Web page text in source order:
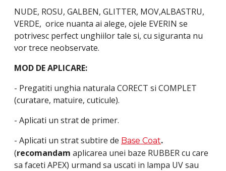
NUDE, ROSU, GALBEN, GLITTER, MOV,ALBASTRU,
VERDE, orice nuanta ai alege, ojele EVERIN se
potrivesc perfect unghiilor tale si, cu siguranta nu
vor trece neobservate.
MOD DE APLICARE:
- Pregatiti unghia naturala CORECT si COMPLET
(curatare, matuire, cuticule).
- Aplicati un strat de primer.
- Aplicati un strat subtire de Base Coat.
(recomandam aplicarea unei baze RUBBER cu care
sa faceti APEX) urmand sa uscati in lampa UV sau